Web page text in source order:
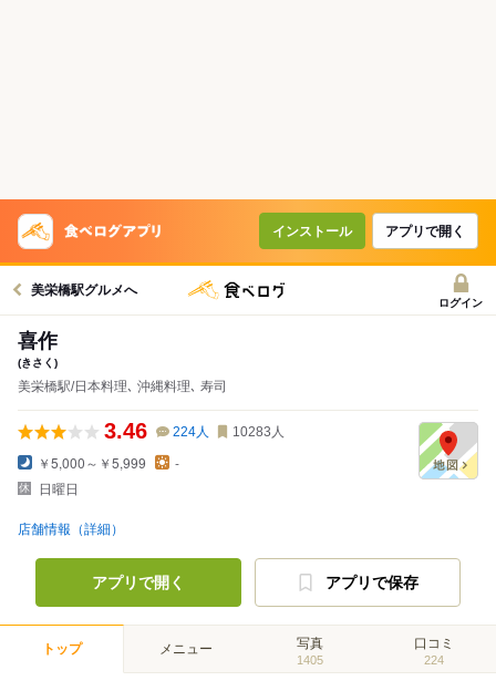
インストール アプリで開く
美栄橋駅グルメへ
ログイン
喜作
(きさく)
美栄橋駅/日本料理､ 沖縄料理､ 寿司
3.46 224人 10283 人
￥5,000～￥5,999
-
日曜日
店舗情報（詳細）
アプリで開く アプリで保存
トップ メニュー 写真
1405
口コミ
224